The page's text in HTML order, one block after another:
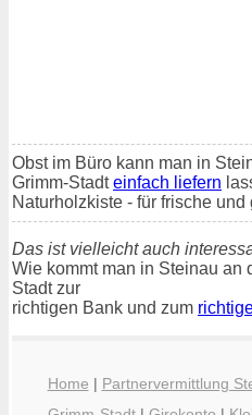
Obst im Büro kann man in
Grimm-Stadteinfach liefern
Naturholzkiste - für frische
Das ist vielleicht auch
Wie kommt man in Steinau an
Stadt zur
richtigen Bank und zum
Home | Partnervermittlung